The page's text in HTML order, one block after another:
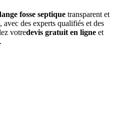
fosse septique transparent et
, avec des experts qualifiés et des
votredevis gratuit en ligne et